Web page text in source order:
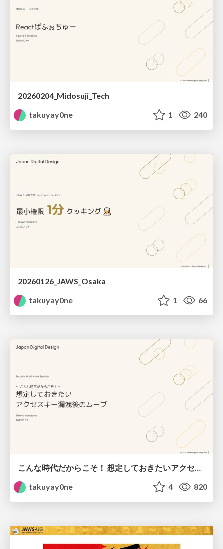
20260204_Midosuji_Tech
takuyay0ne
1 240
20260126_JAWS_Osaka
takuyay0ne
1 66
takuyay0ne
4 820